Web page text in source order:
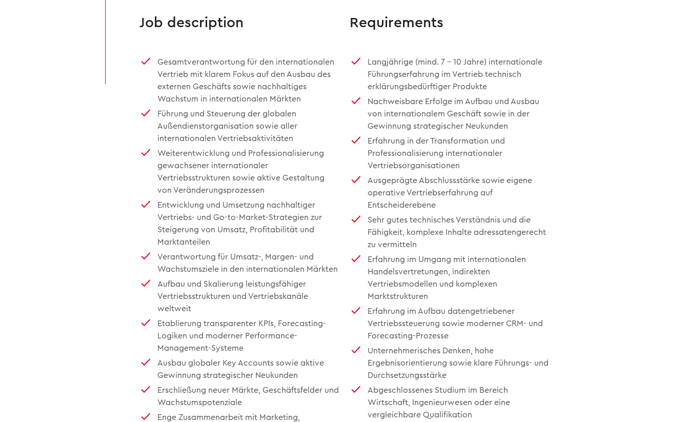
Job description
Gesamtverantwortung für den internationalen
Vertrieb mit klarem Fokus auf den Ausbau des
externen Geschäfts sowie nachhaltiges
Wachstum in internationalen Märkten
Führung und Steuerung der globalen
Außendienstorganisation sowie aller
internationalen Vertriebsaktivitäten
Weiterentwicklung und Professionalisierung
gewachsener internationaler
Vertriebsstrukturen sowie aktive Gestaltung
von Veränderungsprozessen
Entwicklung und Umsetzung nachhaltiger
Vertriebs- und Go-to-Market-Strategien zur
Steigerung von Umsatz, Profitabilität und
Marktanteilen
Verantwortung für Umsatz-, Margen- und
Wachstumsziele in den internationalen Märkten
Aufbau und Skalierung leistungsfähiger
Vertriebsstrukturen und Vertriebskanäle
weltweit
Etablierung transparenter KPIs, Forecasting-
Logiken und moderner Performance-
Management-Systeme
Ausbau globaler Key Accounts sowie aktive
Gewinnung strategischer Neukunden
Erschließung neuer Märkte, Geschäftsfelder und
Wachstumspotenziale
Enge Zusammenarbeit mit Marketing,
Requirements
Langjährige (mind. 7 - 10 Jahre) internationale
Führungserfahrung im Vertrieb technisch
erklärungsbedürftiger Produkte
Nachweisbare Erfolge im Aufbau und Ausbau
von internationalem Geschäft sowie in der
Gewinnung strategischer Neukunden
Erfahrung in der Transformation und
Professionalisierung internationaler
Vertriebsorganisationen
Ausgeprägte Abschlussstärke sowie eigene
operative Vertriebserfahrung auf
Entscheiderebene
Sehr gutes technisches Verständnis und die
Fähigkeit, komplexe Inhalte adressatengerecht
zu vermitteln
Erfahrung im Umgang mit internationalen
Handelsvertretungen, indirekten
Vertriebsmodellen und komplexen
Marktstrukturen
Erfahrung im Aufbau datengetriebener
Vertriebssteuerung sowie moderner CRM- und
Forecasting-Prozesse
Unternehmerisches Denken, hohe
Ergebnisorientierung sowie klare Führungs- und
Durchsetzungsstärke
Abgeschlossenes Studium im Bereich
Wirtschaft, Ingenieurwesen oder eine
vergleichbare Qualifikation